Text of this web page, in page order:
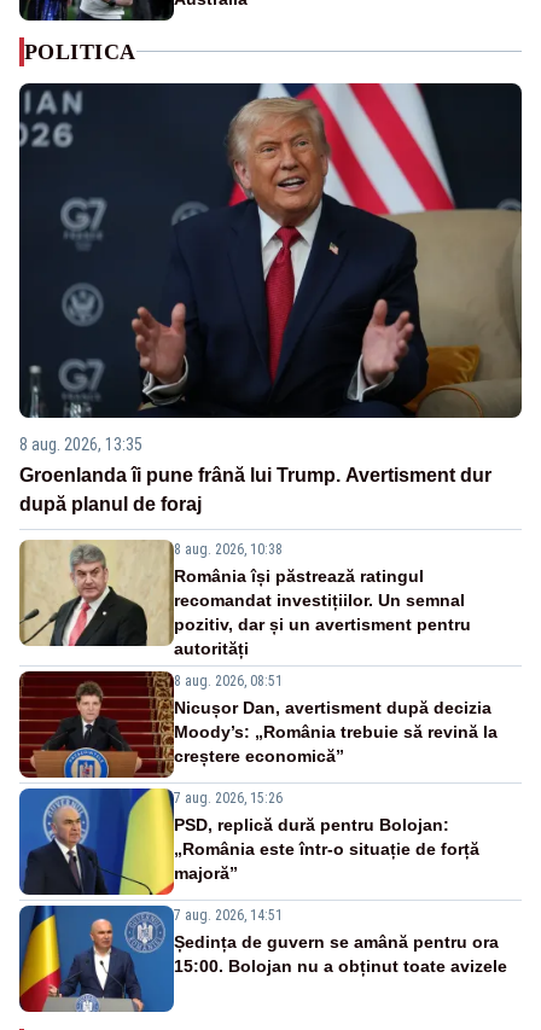
POLITICA
8 aug. 2026, 13:35
Groenlanda îi pune frână lui Trump. Avertisment dur
după planul de foraj
8 aug. 2026, 10:38
România își păstrează ratingul
recomandat investițiilor. Un semnal
pozitiv, dar și un avertisment pentru
autorități
8 aug. 2026, 08:51
Nicușor Dan, avertisment după decizia
Moody’s: „România trebuie să revină la
creștere economică”
7 aug. 2026, 15:26
PSD, replică dură pentru Bolojan:
„România este într-o situație de forță
majoră”
7 aug. 2026, 14:51
Ședința de guvern se amână pentru ora
15:00. Bolojan nu a obținut toate avizele